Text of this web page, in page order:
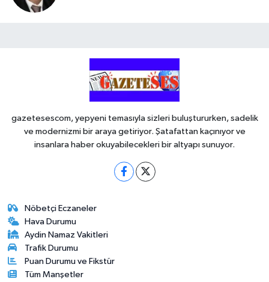
gazetesescom, yepyeni temasıyla sizleri buluştururken, sadelik
ve modernizmi bir araya getiriyor. Şatafattan kaçınıyor ve
insanlara haber okuyabilecekleri bir altyapı sunuyor.
Nöbetçi Eczaneler
Hava Durumu
Aydin Namaz Vakitleri
Trafik Durumu
Puan Durumu ve Fikstür
Tüm Manşetler